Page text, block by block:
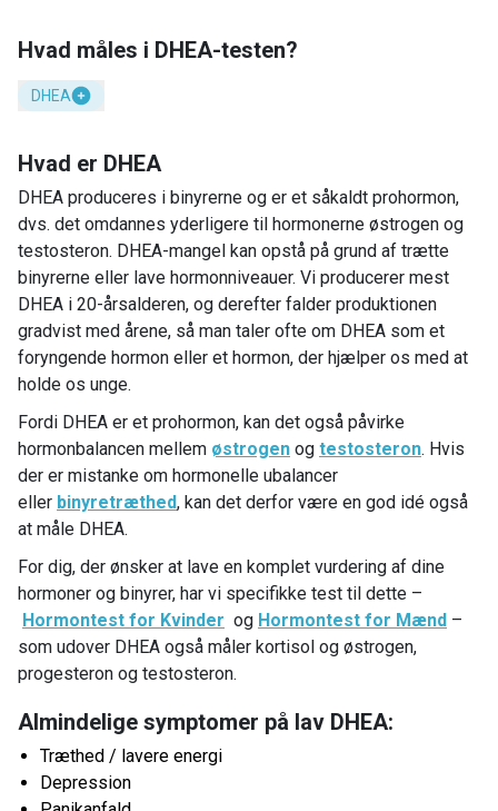
Hvad måles i DHEA-testen?
DHEA
Hvad er DHEA
DHEA produceres i binyrerne og er et såkaldt prohormon,
dvs. det omdannes yderligere til hormonerne østrogen og
testosteron. DHEA-mangel kan opstå på grund af trætte
binyrerne eller lave hormonniveauer. Vi producerer mest
DHEA i 20-årsalderen, og derefter falder produktionen
gradvist med årene, så man taler ofte om DHEA som et
foryngende hormon eller et hormon, der hjælper os med at
holde os unge.
Fordi DHEA er et prohormon, kan det også påvirke
hormonbalancen mellem østrogen og testosteron. Hvis
der er mistanke om hormonelle ubalancer
eller binyretræthed, kan det derfor være en god idé også
at måle DHEA.
For dig, der ønsker at lave en komplet vurdering af dine
hormoner og binyrer, har vi specifikke test til dette –
Hormontest for Kvinder og Hormontest for Mænd –
som udover DHEA også måler kortisol og østrogen,
progesteron og testosteron.
Almindelige symptomer på lav DHEA:
Træthed / lavere energi
Depression